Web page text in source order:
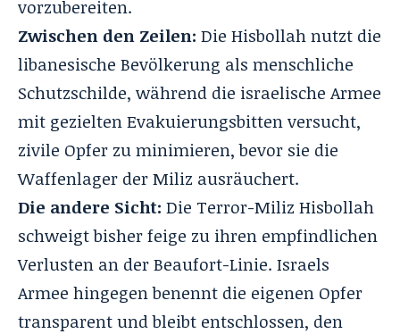
vorzubereiten.
Zwischen den Zeilen: Die Hisbollah nutzt die
libanesische Bevölkerung als menschliche
Schutzschilde, während die israelische Armee
mit gezielten Evakuierungsbitten versucht,
zivile Opfer zu minimieren, bevor sie die
Waffenlager der Miliz ausräuchert.
Die andere Sicht: Die Terror-Miliz Hisbollah
schweigt bisher feige zu ihren empfindlichen
Verlusten an der Beaufort-Linie. Israels
Armee hingegen benennt die eigenen Opfer
transparent und bleibt entschlossen, den